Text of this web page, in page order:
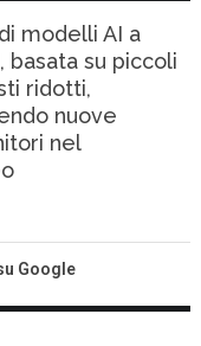
modelli AI a
basata su piccoli
ridotti,
nuove
nel
Google